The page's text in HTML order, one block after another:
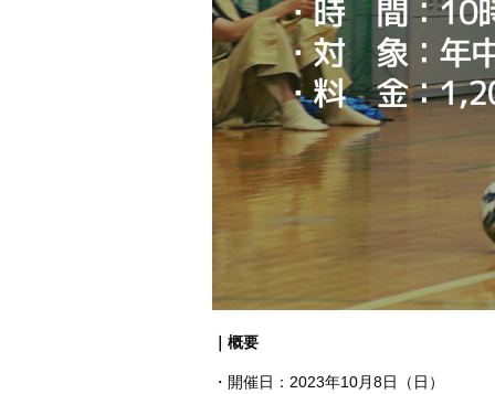
｜概要
・開催日：2023年10月8日（日）